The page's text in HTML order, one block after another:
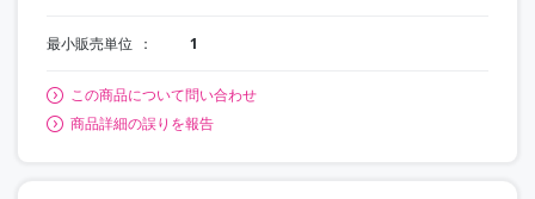
最小販売単位 1
この商品について問い合わせ
商品詳細の誤りを報告